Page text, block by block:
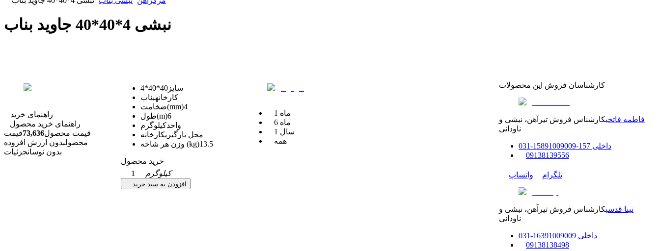
نبشی 4*40*40 جاوید بناب
راهنمای خرید
راهنمای خرید محصول
قیمت محصول73,636قیمت
محصولبدون ارزش افزوده
بدون نوسانجزئیات
سایز 40*40*4
کارخانهبناب
ضخامت(mm)4
طول(m)6
واحدکیلوگرم
محل بارگیریکارخانه
وزن هر شاخه (kg)13.5
خرید محصول
1
کیلوگرم
افزودن به سبد خرید
1 ماه
6 ماه
1 سال
همه
کارشناسان فروش این محصولات
فاطمه فاتحیکارشناس فروش تیرآهن، نبشی و
ناودانی
داخلی 157-158
91009009
-
031
09138139556
تلگرام واتساپ
نینا قدسیکارشناس فروش تیرآهن، نبشی و
ناودانی
داخلی 16391009009
-
031
09138138498